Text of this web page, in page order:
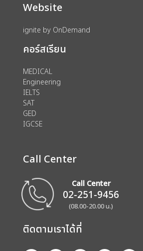
Website
ignite by OnDemand
คอร์สเรียน
MEDICAL
Engineering
IELTS
SAT
GED
IGCSE
Call Center
Call Center
02-251-9456
(08.00-20.00 น.)
ติดตามเราได้ที่